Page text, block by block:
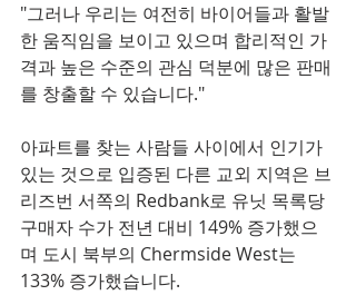
"그러나 우리는 여전히 바이어들과 활발
한 움직임을 보이고 있으며 합리적인 가
격과 높은 수준의 관심 덕분에 많은 판매
를 창출할 수 있습니다."
아파트를 찾는 사람들 사이에서 인기가
있는 것으로 입증된 다른 교외 지역은 브
리즈번 서쪽의 Redbank로 유닛 목록당
구매자 수가 전년 대비 149% 증가했으
며 도시 북부의 Chermside West는
133% 증가했습니다.